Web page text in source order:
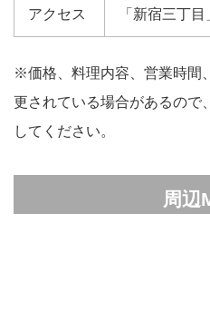
アクセス 「新宿三丁
※価格、料理内容、営業時間
更されている場合があるので
してください。
周辺